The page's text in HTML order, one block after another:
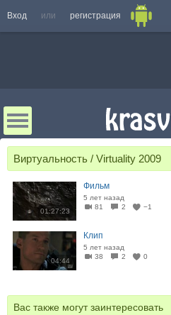
Вход или регистрация
Виртуальность / Virtuality 2009
01:27:23
Фильм
5 лет назад
81
2 −1
04:44
Клип
5 лет назад
38
2 0
Вас также могут заинтересовать